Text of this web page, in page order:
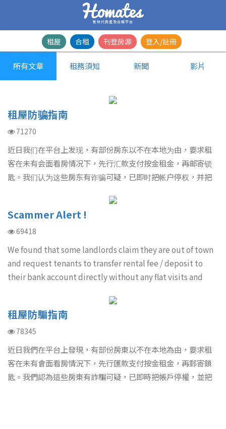
新世代房產及合租平台
租屋 合租 刊登房源 登入/註冊
所有文章 租務須知 新聞 影片
租屋防骗指南
71270
近日我们在平台上发现，有部份房东以不在本地为由，要求租
客在未有会面看房情况下，先行汇款支付按金租金，再邮寄锁
匙。我们认为这些房东有诈骗可疑，已即时把帐户停权，并把
了解房屋实况，并当面和房东签署租约，才支付按金租金。在
任何情况下，切勿未有看房就贸然以邮寄或汇款方式付款！
Scammer Alert !
69418
We found that some landlords claim they are out of town
and request tenants to transfer rental fee / deposit to
their bank account directly without any flat visits and
and we have suspended their me
租屋防騙指南
78345
近日我們在平台上發現，有部份房東以不在本地為由，要求租
客在未有會面看房情況下，先行匯款支付按金租金，再郵寄鎖
匙。我們認為這些房東有詐騙可疑，已即時把帳戶停權，並把